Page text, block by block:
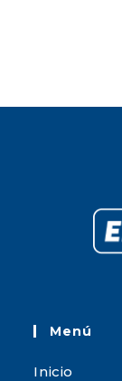
Menú
Inicio